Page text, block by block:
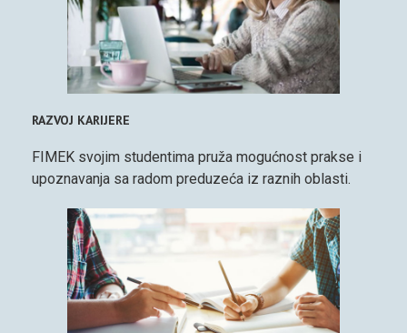
RAZVOJ KARIJERE
FIMEK svojim studentima pruža mogućnost prakse i
upoznavanja sa radom preduzeća iz raznih oblasti.